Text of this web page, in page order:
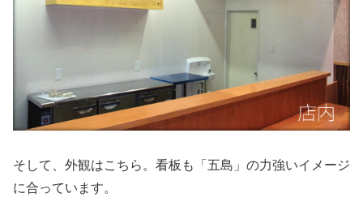
そして、外観はこちら。看板も「五島」の力強いイメージ
に合っています。